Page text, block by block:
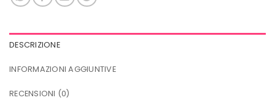
DESCRIZIONE
INFORMAZIONI AGGIUNTIVE
RECENSIONI (0)